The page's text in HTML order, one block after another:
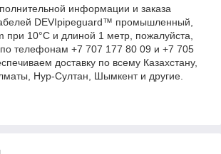
информации и заказа
DEVIpipeguard™ промышленный,
10°C и длиной 1 метр, пожалуйста,
телефонам +7 707 177 80 09 и +7 705
доставку по всему Казахстану,
Нур-Султан, Шымкент и другие.